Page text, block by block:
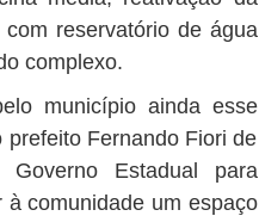
reservatório de água
complexo.
município ainda esse
Fernando Fiori de
Estadual para
à comunidade um espaço